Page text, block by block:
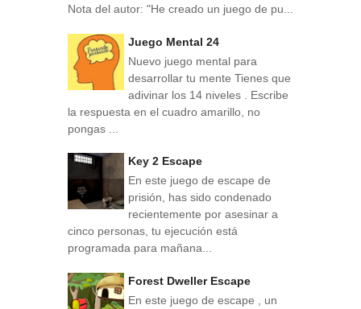
Nota del autor: "He creado un juego de pu...
Juego Mental 24
Nuevo juego mental para
desarrollar tu mente Tienes que
adivinar los 14 niveles . Escribe
la respuesta en el cuadro amarillo, no
pongas ...
Key 2 Escape
En este juego de escape de
prisión, has sido condenado
recientemente por asesinar a
cinco personas, tu ejecución está
programada para mañana...
Forest Dweller Escape
En este juego de escape , un